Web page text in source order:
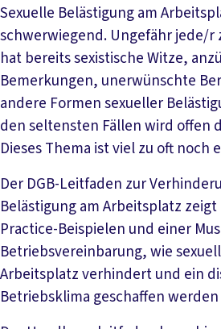
Sexuelle Belästigung am
schwerwiegend. Ungefähr jede/r
hat bereits sexistische Witze,
Bemerkungen, unerwünschte
andere Formen sexueller
den seltensten Fällen wird offen
Dieses Thema ist viel zu oft noch
Der DGB-Leitfaden zur
Belästigung am Arbeitsplatz
Practice-Beispielen und einer
Betriebsvereinbarung, wie
Arbeitsplatz verhindert und ein
Betriebsklima geschaffen